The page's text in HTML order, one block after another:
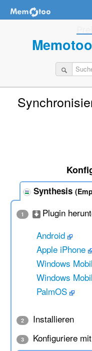
Memotoo
Synthesis
1
Plugin
Android
Apple iPhone
Windows
Windows
PalmOS
2 Installieren
3
Konfiguriere